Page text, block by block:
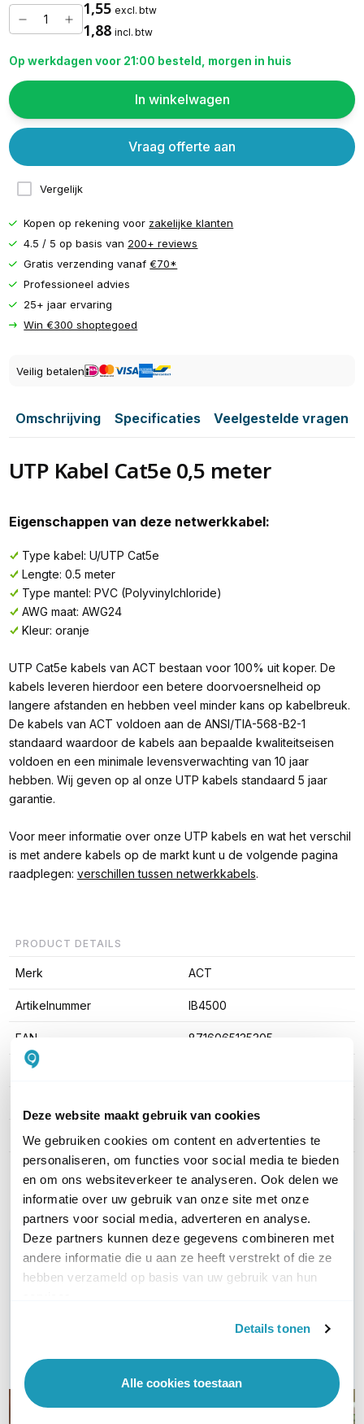
Deze website maakt gebruik van cookies
We gebruiken cookies om content en advertenties te
personaliseren, om functies voor social media te bieden
en om ons websiteverkeer te analyseren. Ook delen we
informatie over uw gebruik van onze site met onze
partners voor social media, adverteren en analyse.
Deze partners kunnen deze gegevens combineren met
andere informatie die u aan ze heeft verstrekt of die ze
hebben verzameld op basis van uw gebruik van hun
Details tonen
Alle cookies toestaan
1,55 excl. btw
1,88 incl. btw
Op werkdagen voor 21:00 besteld, morgen in huis
In winkelwagen
Vergelijk
Vraag offerte aan
Kopen op rekening voor zakelijke klanten
4.5 / 5 op basis van 200+ reviews
Gratis verzending vanaf€70*
Professioneel advies
25+ jaar ervaring
Win €300 shoptegoed
Veilig betalen
Omschrijving Specificaties Veelgestelde vragen
UTP Kabel Cat5e 0,5 meter
Eigenschappen van deze netwerkkabel:
Type kabel: U/UTP Cat5e
Lengte: 0.5 meter
Type mantel: PVC (Polyvinylchloride)
AWG maat: AWG24
Kleur: oranje
UTP Cat5e kabels van ACT bestaan voor 100% uit koper. De
kabels leveren hierdoor een betere doorvoersnelheid op
langere afstanden en hebben veel minder kans op kabelbreuk.
De kabels van ACT voldoen aan de ANSI/TIA-568-B2-1
standaard waardoor de kabels aan bepaalde kwaliteitseisen
voldoen en een minimale levensverwachting van 10 jaar
hebben. Wij geven op al onze UTP kabels standaard 5 jaar
garantie.
Voor meer informatie over onze UTP kabels en wat het verschil
is met andere kabels op de markt kunt u de volgende pagina
raadplegen: verschillen tussen netwerkkabels.
PRODUCT DETAILS
Merk ACT
Artikelnummer IB4500
EAN 8716065135305
Kabel lengte
Kleur Oranje
Toon meer
WIL JIJ ADVIES OP MAAT?
Vraag het onze experts!